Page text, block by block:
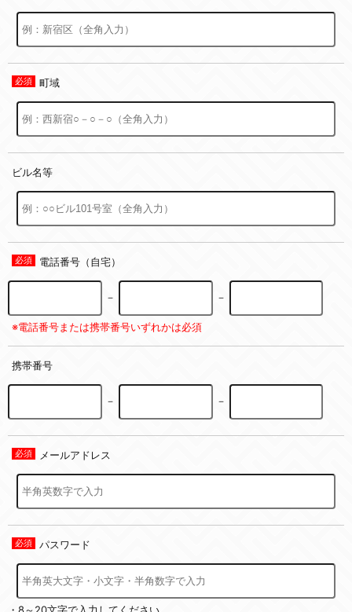
町域
ビル名等
電話番号（自宅）
－ －
※電話番号または携帯番号いずれかは必須
携帯番号
－ －
メールアドレス
パスワード
・8～20文字で入力してください。